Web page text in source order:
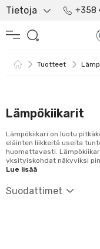
Tietoja +358
Tuotteet
Lämpökiikarit
Suodattimet
Lämpökiikari on luotu
eläinten liikkeitä useita
huomattavasti.
yksityiskohdat näkyviksi
jopa satojen metrien
Pulsarilta sekä
kantamassa,
löytyy sopiva laite...
Lue lisää